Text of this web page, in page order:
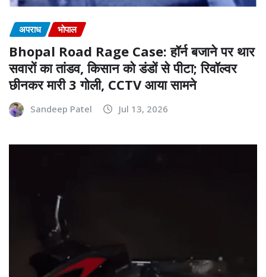
अपराध भोपाल
Bhopal Road Rage Case: हॉर्न बजाने पर थार
सवारों का तांडव, किसान को डंडों से पीटा; रिवॉल्वर
छीनकर मारी 3 गोली, CCTV आया सामने
Sandeep Patel Jul 13, 2026